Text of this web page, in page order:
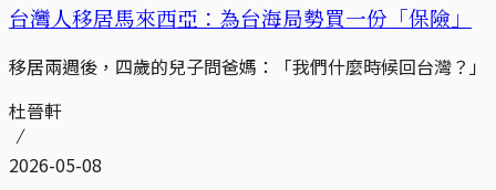
台灣人移居馬來西亞：為台海局勢買一份「保險」
移居兩週後，四歲的兒子問爸媽：「我們什麼時候回台灣？」
杜晉軒
2026-05-08